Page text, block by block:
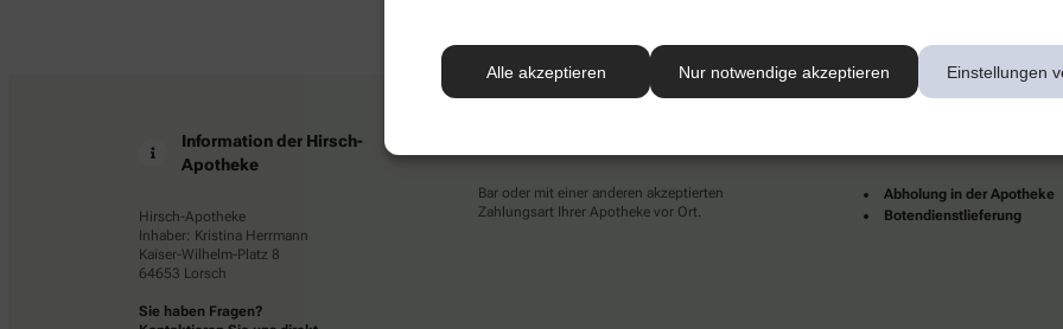
Alle akzeptieren Nur notwendige akzeptieren Einstellungen
Information der Hirsch-
Apotheke
Hirsch-Apotheke
Inhaber: Kristina Herrmann
Kaiser-Wilhelm-Platz 8
64653 Lorsch
Sie haben Fragen?
Bar oder mit einer anderen akzeptierten
Zahlungsart Ihrer Apotheke vor Ort.
Abholung in der Apotheke
Botendienstlieferung